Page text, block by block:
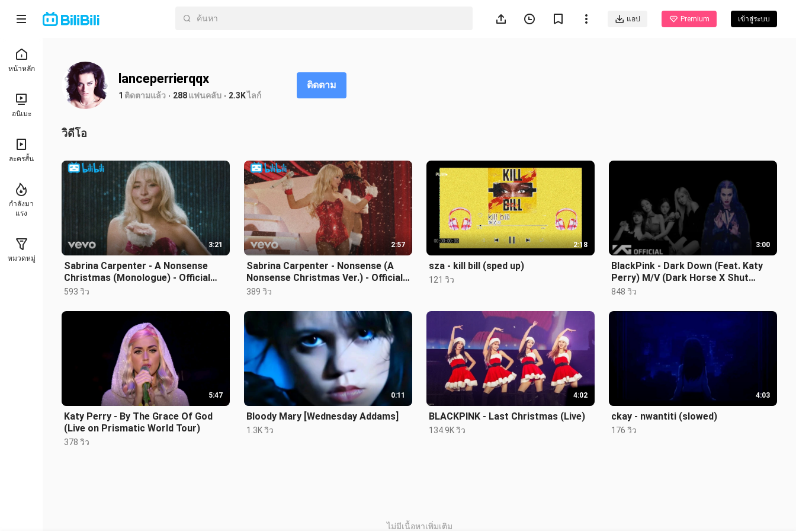
แอป Premium เข้าสู่ระบบ
หน้าหลัก
อนิเมะ
ละครสั้น
กำลังมา
แรง
หมวดหมู่
lanceperrierqqx
1 ติดตามแล้ว 288แฟนคลับ 2.3Kไลก์
ติดตาม
วิดีโอ
3:21
Sabrina Carpenter - A Nonsense
Christmas (Monologue) - Official
Video
593 วิว
2:57
Sabrina Carpenter - Nonsense (A
Nonsense Christmas Ver.) - Official
Video
389 วิว
2:18
sza - kill bill (sped up)
121 วิว
3:00
BlackPink - Dark Down (Feat. Katy
Perry) M/V (Dark Horse X Shut
Down)
848 วิว
5:47
Katy Perry - By The Grace Of God
(Live on Prismatic World Tour)
378 วิว
0:11
Bloody Mary [Wednesday Addams]
1.3K วิว
4:02
BLACKPINK - Last Christmas (Live)
134.9K วิว
4:03
ckay - nwantiti (slowed)
176 วิว
ไม่มีเนื้อหาเพิ่มเติม